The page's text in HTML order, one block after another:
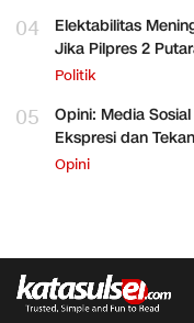
04
Elektabilitas
Jika Pilpres 2
Politik
05
Opini: Media
Ekspresi dan
Opini